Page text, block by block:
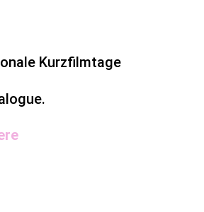
Kurzfilmtage